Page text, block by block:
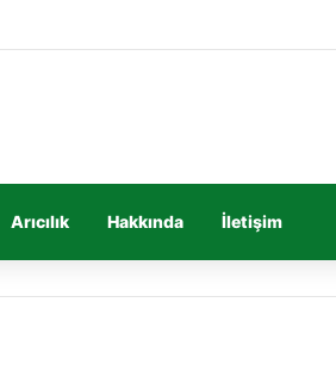
Arıcılık Hakkında İletişim